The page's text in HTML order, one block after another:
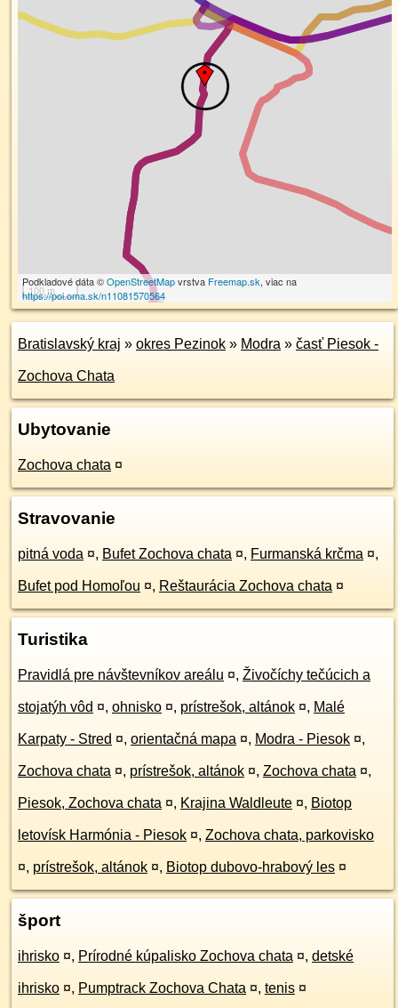
100 m
Podkladové dáta ©OpenStreetMapvrstva Freemap.sk, viac na
https://poi.oma.sk/n11081570564
Bratislavský kraj » okres Pezinok » Modra » časť Piesok -
Zochova Chata
Ubytovanie
Zochova chata ¤
Stravovanie
pitná voda ¤, Bufet Zochova chata ¤, Furmanská krčma ¤,
Bufet pod Homoľou ¤, Reštaurácia Zochova chata ¤
Turistika
Pravidlá pre návštevníkov areálu ¤, Živočíchy tečúcich a
stojatýh vôd ¤, ohnisko ¤, prístrešok, altánok ¤, Malé
Karpaty - Stred ¤, orientačná mapa ¤, Modra - Piesok ¤,
Zochova chata ¤, prístrešok, altánok ¤, Zochova chata ¤,
Piesok, Zochova chata ¤, Krajina Waldleute ¤, Biotop
letovísk Harmónia - Piesok ¤, Zochova chata, parkovisko
¤, prístrešok, altánok ¤, Biotop dubovo-hrabový les ¤
šport
ihrisko ¤, Prírodné kúpalisko Zochova chata ¤, detské
ihrisko ¤, Pumptrack Zochova Chata ¤, tenis ¤